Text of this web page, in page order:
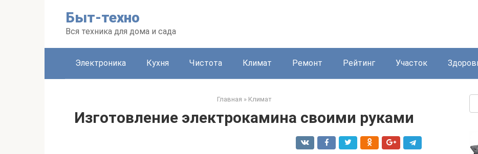
Быт-техно
Вся техника для дома и сада
Электроника Кухня Чистота Климат Ремонт Рейтинг Участок
Главная » Климат
Изготовление электрокамина своими руками